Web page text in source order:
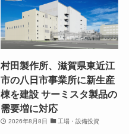
村田製作所、滋賀県東近江
市の八日市事業所に新生産
棟を建設 サーミスタ製品の
需要増に対応
2026年8月8日 工場・設備投資